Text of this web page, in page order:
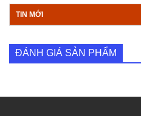
TIN MỚI
ĐÁNH GIÁ SẢN PHẨM